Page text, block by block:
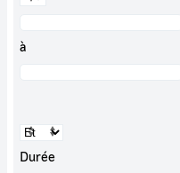
à
Durée